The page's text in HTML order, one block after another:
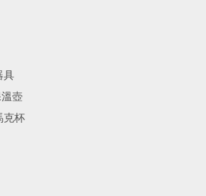
具
壺
克杯